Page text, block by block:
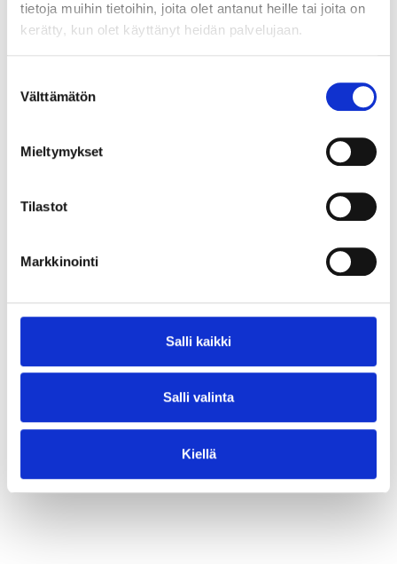
tietoja muihin tietoihin, joita olet antanut heille tai joita on
kerätty, kun olet käyttänyt heidän palvelujaan.
valinta
Välttämätön
Mieltymykset
Tilastot
Markkinointi
Salli kaikki
Salli valinta
Kiellä
agentti vaan paras orkestrointi